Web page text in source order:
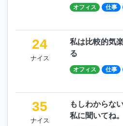
オフィス 仕事
24
ナイス
私は比較的気
る
オフィス 仕事
35
ナイス
もしわからな
私に聞いてね。